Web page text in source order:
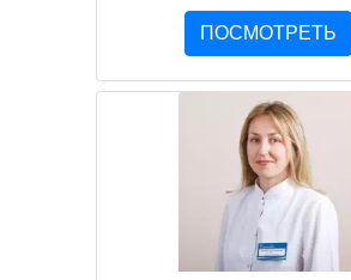
ПОСМОТРЕТЬ